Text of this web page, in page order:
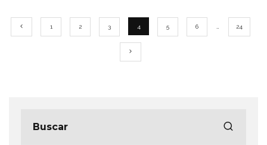
1 2 3 4 5 6 24